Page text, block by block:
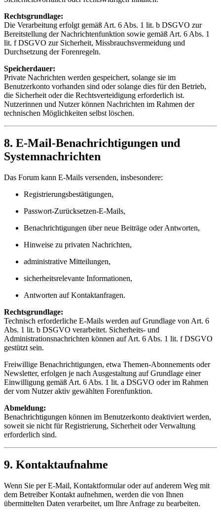
Rechtsgrundlage:
Die Verarbeitung erfolgt gemäß Art. 6 Abs. 1 lit. b DSGVO zur
Bereitstellung der Nachrichtenfunktion sowie gemäß Art. 6 Abs. 1
lit. f DSGVO zur Sicherheit, Missbrauchsvermeidung und
Durchsetzung der Forenregeln.
Speicherdauer:
Private Nachrichten werden gespeichert, solange sie im
Benutzerkonto vorhanden sind oder solange dies für den Betrieb,
die Sicherheit oder die Rechtsverteidigung erforderlich ist.
Nutzerinnen und Nutzer können Nachrichten im Rahmen der
technischen Möglichkeiten selbst löschen.
8. E-Mail-Benachrichtigungen und
Systemnachrichten
Das Forum kann E-Mails versenden, insbesondere:
Registrierungsbestätigungen,
Passwort-Zurücksetzen-E-Mails,
Benachrichtigungen über neue Beiträge oder Antworten,
Hinweise zu privaten Nachrichten,
administrative Mitteilungen,
sicherheitsrelevante Informationen,
Antworten auf Kontaktanfragen.
Rechtsgrundlage:
Technisch erforderliche E-Mails werden auf Grundlage von Art. 6
Abs. 1 lit. b DSGVO verarbeitet. Sicherheits- und
Administrationsnachrichten können auf Art. 6 Abs. 1 lit. f DSGVO
gestützt sein.
Freiwillige Benachrichtigungen, etwa Themen-Abonnements oder
Newsletter, erfolgen je nach Ausgestaltung auf Grundlage einer
Einwilligung gemäß Art. 6 Abs. 1 lit. a DSGVO oder im Rahmen
der vom Nutzer aktiv gewählten Forenfunktion.
Abmeldung:
Benachrichtigungen können im Benutzerkonto deaktiviert werden,
soweit sie nicht für Registrierung, Sicherheit oder Verwaltung
erforderlich sind.
9. Kontaktaufnahme
Wenn Sie per E-Mail, Kontaktformular oder auf anderem Weg mit
dem Betreiber Kontakt aufnehmen, werden die von Ihnen
übermittelten Daten verarbeitet, um Ihre Anfrage zu bearbeiten.